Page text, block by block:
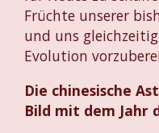
Früchte unserer
und uns
Evolution
Die chinesische
Bild mit dem Jahr